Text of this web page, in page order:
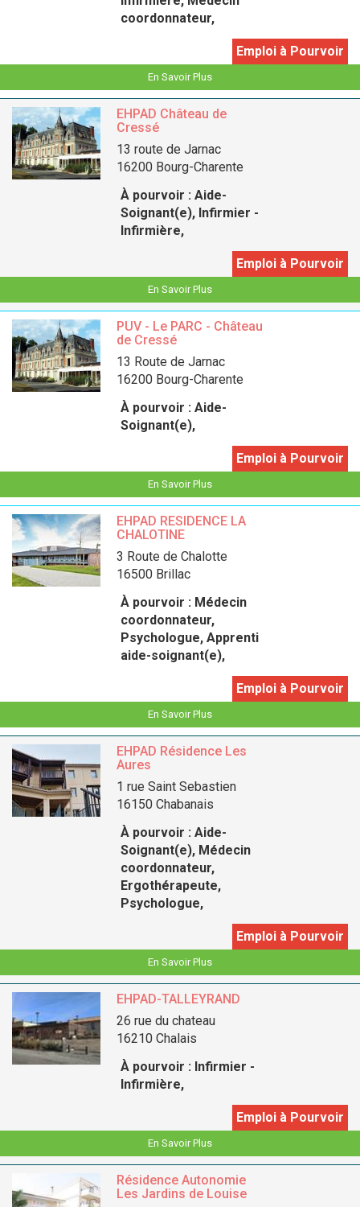
coordonnateur,
Emploi à Pourvoir
En Savoir Plus
EHPAD Château de
Cressé
13 route de Jarnac
16200 Bourg-Charente
À pourvoir : Aide-
Soignant(e), Infirmier -
Infirmière,
Emploi à Pourvoir
En Savoir Plus
PUV - Le PARC - Château
de Cressé
13 Route de Jarnac
16200 Bourg-Charente
À pourvoir : Aide-
Soignant(e),
Emploi à Pourvoir
En Savoir Plus
EHPAD RESIDENCE LA
CHALOTINE
3 Route de Chalotte
16500 Brillac
À pourvoir : Médecin
coordonnateur,
Psychologue, Apprenti
aide-soignant(e),
Emploi à Pourvoir
En Savoir Plus
EHPAD Résidence Les
Aures
1 rue Saint Sebastien
16150 Chabanais
À pourvoir : Aide-
Soignant(e), Médecin
coordonnateur,
Ergothérapeute,
Psychologue,
Emploi à Pourvoir
En Savoir Plus
EHPAD-TALLEYRAND
26 rue du chateau
16210 Chalais
À pourvoir : Infirmier -
Infirmière,
Emploi à Pourvoir
En Savoir Plus
Résidence Autonomie
Les Jardins de Louise